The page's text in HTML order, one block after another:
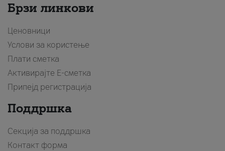
Брзи линкови
Ценовници
Услови за користење
Плати сметка
Активирајте Е-сметка
Припејд регистрација
Поддршка
Секција за поддршка
Контакт форма